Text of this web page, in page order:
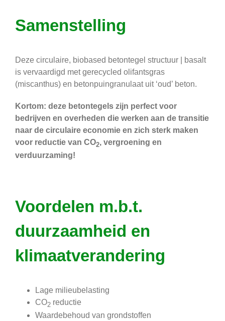
Samenstelling
Deze circulaire, biobased betontegel structuur | basalt
is vervaardigd met gerecycled olifantsgras
(miscanthus) en betonpuingranulaat uit ‘oud’ beton.
Kortom: deze betontegels zijn perfect voor
bedrijven en overheden die werken aan de transitie
naar de circulaire economie en zich sterk maken
voor reductie van CO2, vergroening en
verduurzaming!
Voordelen m.b.t.
duurzaamheid en
klimaatverandering
Lage milieubelasting
CO2 reductie
Waardebehoud van grondstoffen